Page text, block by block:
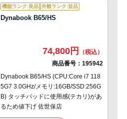
機能ランク:良品 外観ランク:並品
Dynabook B65/HS
74,800円
商品番号： 195942
Dynabook B65/HS (CPU:Core i7 118
5G7 3.0GHz/メモリ:16GB/SSD:256G
B) タッチパッドに使用感(テカリ)があ
るため値下げ 佐世保店